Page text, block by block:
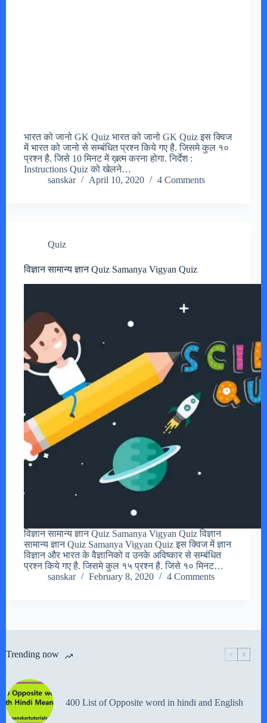
भारत को जानो GK Quiz भारत को जानो GK Quiz इस क्विज
में भारत को जानो से सम्बंधित प्रश्न किये गए है. जिसमे कुल १०
प्रश्न है. जिसे 10 मिनट में ख़त्म करना होगा. निर्देश :
Instructions Quiz को खेलने…
sanskar
April 10, 2020 4 Comments
Quiz
विज्ञान सामान्य ज्ञान Quiz Samanya Vigyan Quiz
विज्ञान सामान्य ज्ञान Quiz Samanya Vigyan Quiz विज्ञान
सामान्य ज्ञान Quiz Samanya Vigyan Quiz इस क्विज में ज्ञान
विज्ञान और भारत के वैज्ञानिको व उनके अविष्कार से सम्बंधित
प्रश्न किये गए है. जिसमे कुल १५ प्रश्न है. जिसे १० मिनट…
sanskar
February 8, 2020 4 Comments
Trending now
400 List of Opposite word in hindi and English